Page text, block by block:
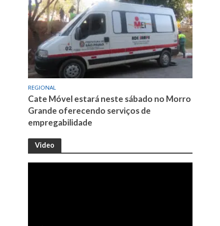
REGIONAL
Cate Móvel estará neste sábado no Morro
Grande oferecendo serviços de
empregabilidade
Video